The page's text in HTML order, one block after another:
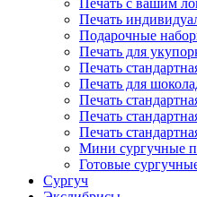
Печать с вашим
Печать
Подарочные
Печать для
Печать
Печать для
Печать
Печать
Печать
Мини сургучные
Готовые
Сургуч